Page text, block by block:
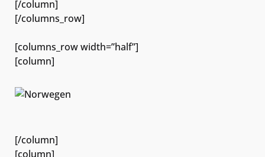
[/column]
[/columns_row]
[columns_row width=”half”]
[column]
[/column]
[column]